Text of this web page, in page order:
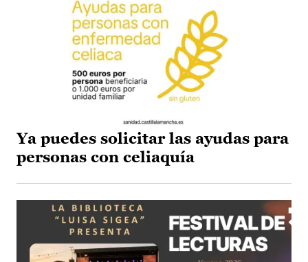
Ya puedes solicitar las ayudas para
personas con celiaquía